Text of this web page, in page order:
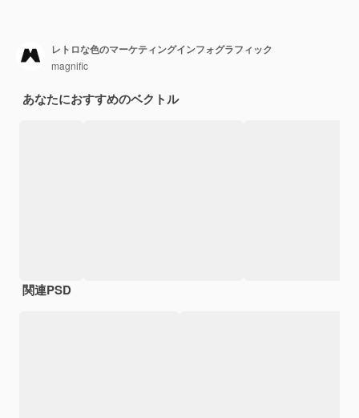
レトロな色のマーケティングインフォグラフィック
magnific
あなたにおすすめのベクトル
関連PSD